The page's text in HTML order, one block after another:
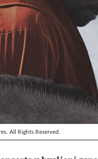
All Rights Reserved.